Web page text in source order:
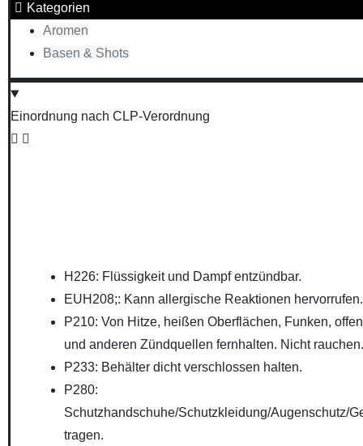
Kategorien
Aromen
Basen & Shots
Einordnung nach CLP-Verordnung
H226: Flüssigkeit und Dampf entzündbar.
EUH208;: Kann allergische Reaktionen hervorrufen.
P210: Von Hitze, heißen Oberflächen, Funken,
und anderen Zündquellen fernhalten. Nicht rauchen.
P233: Behälter dicht verschlossen halten.
P280:
Schutzhandschuhe/Schutzkleidung/Augenschutz/
tragen.